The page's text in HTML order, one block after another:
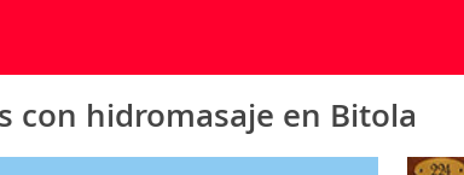
con hidromasaje en Bitola